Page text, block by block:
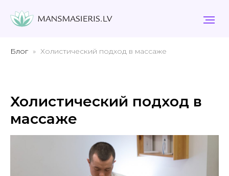
Блог Холистический подход в массаже
Холистический подход в
массаже